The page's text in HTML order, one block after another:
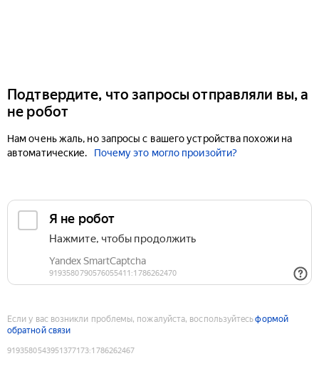
Подтвердите, что запросы отправляли вы, а
не робот
Нам очень жаль, но запросы с вашего устройства похожи на
автоматические.
Почему это могло произойти?
Если у вас возникли проблемы, пожалуйста, воспользуйтесьформой
обратной связи
9193580543951377173:1786262467